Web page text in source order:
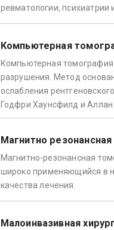
ревматологии, психиатрии
Компьютерная
Компьютерная томография
разрушения. Метод
ослабления
Годфри Хаунсфилд и
Магнитно
Магнитно-резонансная
широко применяющийся в
качества лечения.
Малоинвазивная